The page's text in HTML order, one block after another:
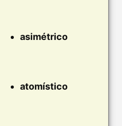
asimétrico
atomístico